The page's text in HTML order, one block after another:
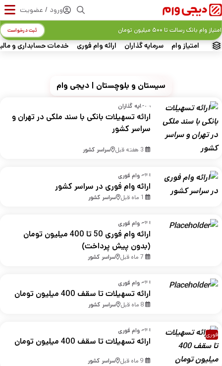
ورود / عضویت
امتیاز وام سرمایه گذاران ارائه وام فوری خدمات حسابداری و
امتیاز وام بانک رسالت تا ۵۰۰ میلیون تومان ثبت درخواست
سیستان و بلوچستان | دیجی وام
سرمایه گذاران
ارائه تسهیلات بانکی با سند ملکی در تهران و
سراسر کشور
3 هفته قبل سراسر کشور
ارائه وام فوری
ارائه وام فوری در سراسر کشور
1 ماه قبل سراسر کشور
ارائه وام فوری
ارائه وام فوری 50 تا 400 میلیون تومان
(بدون پیش پرداخت)
7 ماه قبل سراسر کشور
ارائه وام فوری
ارائه تسهیلات تا سقف 400 میلیون تومان
8 ماه قبل سراسر کشور
فوری ارائه وام فوری
ارائه تسهیلات تا سقف 400 میلیون تومان
9 ماه قبل سراسر کشور